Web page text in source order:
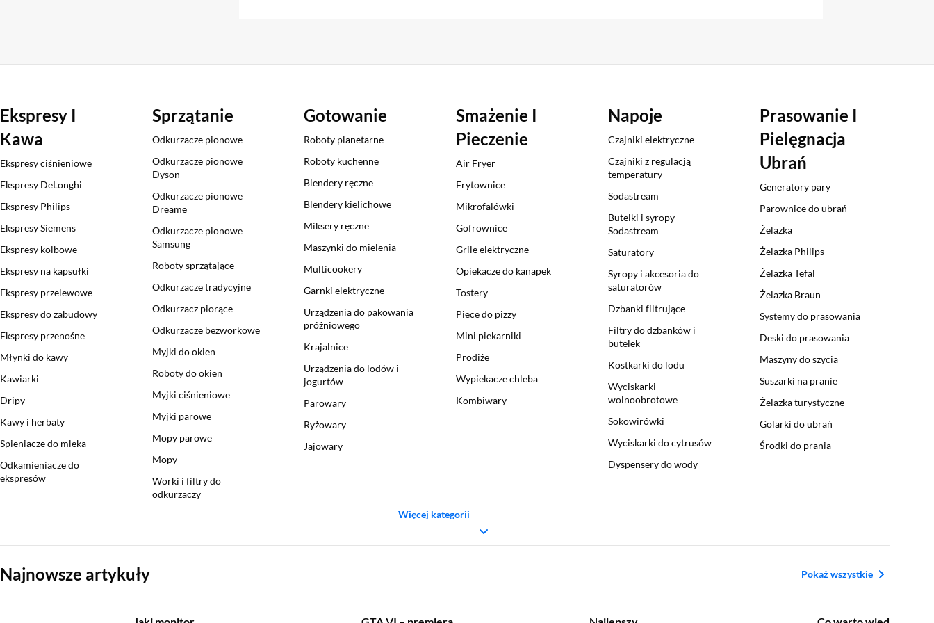
Ekspresy I
Kawa
Ekspresy ciśnieniowe
Ekspresy DeLonghi
Ekspresy Philips
Ekspresy Siemens
Ekspresy kolbowe
Ekspresy na kapsułki
Ekspresy przelewowe
Ekspresy do zabudowy
Ekspresy przenośne
Młynki do kawy
Kawiarki
Dripy
Kawy i herbaty
Spieniacze do mleka
Odkamieniacze do
ekspresów
Sprzątanie
Odkurzacze pionowe
Odkurzacze pionowe
Dyson
Odkurzacze pionowe
Dreame
Odkurzacze pionowe
Samsung
Roboty sprzątające
Odkurzacze tradycyjne
Odkurzacz piorące
Odkurzacze bezworkowe
Myjki do okien
Roboty do okien
Myjki ciśnieniowe
Myjki parowe
Mopy parowe
Mopy
Worki i filtry do
odkurzaczy
Gotowanie
Roboty planetarne
Roboty kuchenne
Blendery ręczne
Blendery kielichowe
Miksery ręczne
Maszynki do mielenia
Multicookery
Garnki elektryczne
Urządzenia do pakowania
próżniowego
Krajalnice
Urządzenia do lodów i
jogurtów
Parowary
Ryżowary
Jajowary
Smażenie I
Pieczenie
Air Fryer
Frytownice
Mikrofalówki
Gofrownice
Grile elektryczne
Opiekacze do kanapek
Tostery
Piece do pizzy
Mini piekarniki
Prodiże
Wypiekacze chleba
Kombiwary
Napoje
Czajniki elektryczne
Czajniki z regulacją
temperatury
Sodastream
Butelki i syropy
Sodastream
Saturatory
Syropy i akcesoria do
saturatorów
Dzbanki filtrujące
Filtry do dzbanków i
butelek
Kostkarki do lodu
Wyciskarki
wolnoobrotowe
Sokowirówki
Wyciskarki do cytrusów
Dyspensery do wody
Prasowanie I
Pielęgnacja
Ubrań
Generatory pary
Parownice do ubrań
Żelazka
Żelazka Philips
Żelazka Tefal
Żelazka Braun
Systemy do prasowania
Deski do prasowania
Maszyny do szycia
Suszarki na pranie
Żelazka turystyczne
Golarki do ubrań
Środki do prania
Więcej kategorii
Najnowsze artykuły Pokaż wszystkie